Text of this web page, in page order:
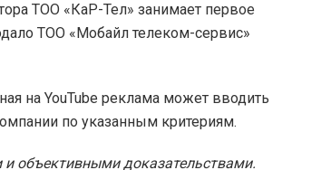
ТОО «КаР-Тел» занимает первое
ТОО «Мобайл телеком-сервис»
на YouTube реклама может вводить
по указанным критериям.
объективными доказательствами.